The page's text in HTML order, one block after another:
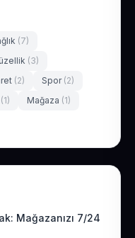
(7)
(3)
(2) Spor (2)
(1) Mağaza (1)
Mağazanızı 7/24